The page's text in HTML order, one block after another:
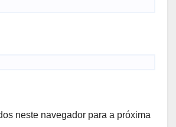
neste navegador para a próxima